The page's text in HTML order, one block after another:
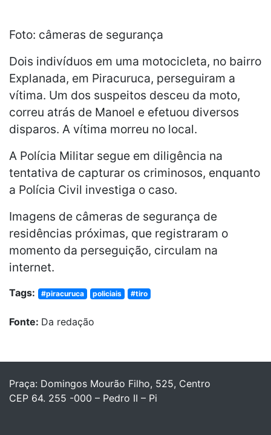
Foto: câmeras de segurança
Dois indivíduos em uma motocicleta, no bairro
Explanada, em Piracuruca, perseguiram a
vítima. Um dos suspeitos desceu da moto,
correu atrás de Manoel e efetuou diversos
disparos. A vítima morreu no local.
A Polícia Militar segue em diligência na
tentativa de capturar os criminosos, enquanto
a Polícia Civil investiga o caso.
Imagens de câmeras de segurança de
residências próximas, que registraram o
momento da perseguição, circulam na
internet.
Tags: #piracuruca policiais #tiro
Fonte: Da redação
Praça: Domingos Mourão Filho, 525, Centro
CEP 64. 255 -000 – Pedro II – Pi